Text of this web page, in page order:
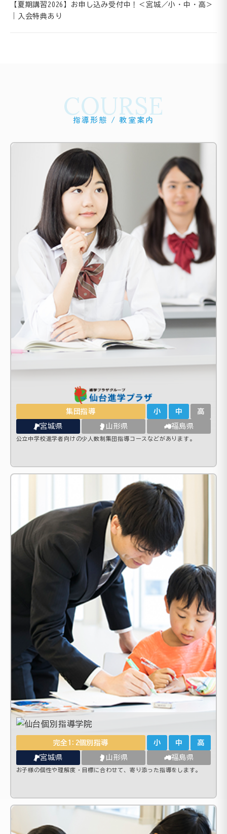
【夏期講習2026】お申し込み受付中！＜宮城／小・中・高＞
｜入会特典あり
COURSE
指導形態 / 教室案内
集団指導 小 中 高
宮城県 山形県 福島県
公立中学校進学者向けの少人数制集団指導コースなどがあります。
完全1:2個別指導 小 中 高
宮城県 山形県 福島県
お子様の個性や理解度・目標に合わせて、寄り添った指導をします。